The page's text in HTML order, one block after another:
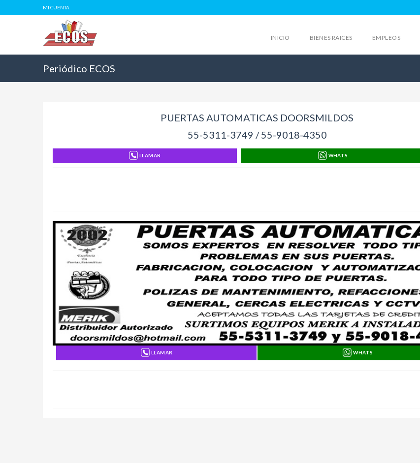
MI CUENTA
INICIO BIENES RAICES EMPLEOS
Periódico ECOS
PUERTAS AUTOMATICAS DOORSMILDOS
55-5311-3749 / 55-9018-4350
LLAMAR WHATS
LLAMAR WHATS